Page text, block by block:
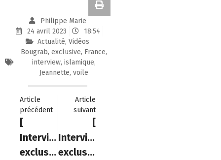
Philippe Marie
24 avril 2023
18:54
Actualité, Vidéos
Bougrab, exclusive, France,
interview, islamique,
Jeannette, voile
Article
précédent
[
Interview
exclusive
Article
suivant
[
Interview
exclusive